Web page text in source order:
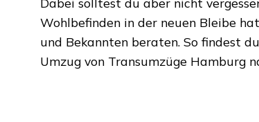
Wohlbefinden in der neuen Bleibe
und Bekannten beraten. So findest
Umzug von Transumzüge Hamburg